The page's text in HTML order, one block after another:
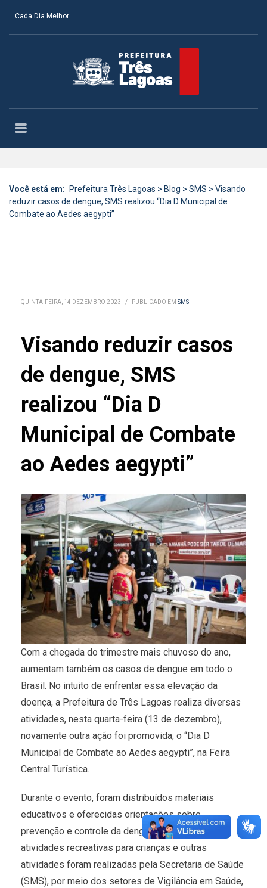
Cada Dia Melhor
Você está em: Prefeitura Três Lagoas > Blog > SMS > Visando
reduzir casos de dengue, SMS realizou “Dia D Municipal de
Combate ao Aedes aegypti”
QUINTA-FEIRA, 14 DEZEMBRO 2023 / PUBLICADO EM SMS
Visando reduzir casos
de dengue, SMS
realizou “Dia D
Municipal de Combate
ao Aedes aegypti”
Com a chegada do trimestre mais chuvoso do ano,
aumentam também os casos de dengue em todo o
Brasil. No intuito de enfrentar essa elevação da
doença, a Prefeitura de Três Lagoas realiza diversas
atividades, nesta quarta-feira (13 de dezembro),
novamente outra ação foi promovida, o “Dia D
Municipal de Combate ao Aedes aegypti”, na Feira
Central Turística.
Durante o evento, foram distribuídos materiais
educativos e oferecidas orientações sobre
prevenção e controle da dengue. Stands com
atividades recreativas para crianças e outras
atividades foram realizadas pela Secretaria de Saúde
(SMS), por meio dos setores de Vigilância em Saúde,